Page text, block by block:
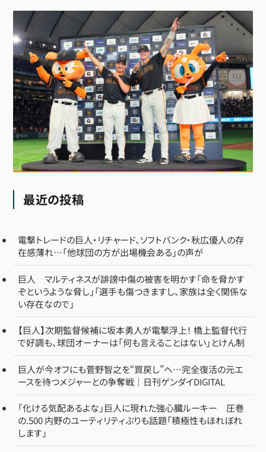
最近の投稿
電撃トレードの巨人・リチャード、ソフトバンク・秋広優人の存
在感薄れ…「他球団の方が出場機会ある」の声が
巨人 マルティネスが誹謗中傷の被害を明かす「命を脅かす
ぞというような脅し」「選手も傷つきますし、家族は全く関係な
い存在なので」
【巨人】次期監督候補に坂本勇人が電撃浮上！ 橋上監督代行
で好調も、球団オーナーは「何も言えることはない」とけん制
巨人が今オフにも菅野智之を“買戻し”へ…完全復活の元エ
ースを待つメジャーとの争奪戦｜日刊ゲンダイDIGITAL
「化ける気配あるよな」巨人に現れた強心臓ルーキー 圧巻
の.500 内野のユーティリティぶりも話題「積極性もほれぼれ
します」